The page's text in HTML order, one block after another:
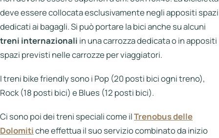
deve essere collocata esclusivamente negli appositi spazi
dedicati ai bagagli. Si può portare la bici anche su alcuni
treni internazionali in una carrozza dedicata o in appositi
spazi previsti nelle carrozze per viaggiatori.
I treni bike friendly sono i Pop (20 posti bici ogni treno),
Rock (18 posti bici) e Blues (12 posti bici).
Ci sono poi dei treni speciali come ilTrenobus delle
Dolomitiche effettua il suo servizio combinato da inizio